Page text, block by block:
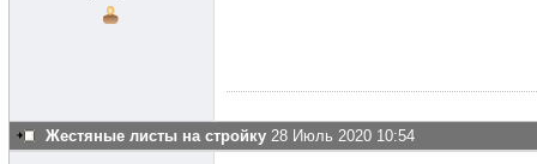
Жестяные листы на стройку 28 Июль 2020 10:54